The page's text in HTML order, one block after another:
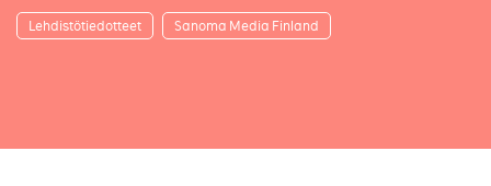
Lehdistötiedotteet Sanoma Media Finland